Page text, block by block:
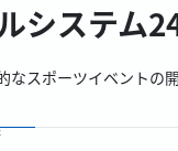
システム
なスポーツイベントの